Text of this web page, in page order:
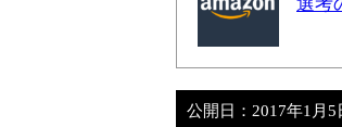
公開日： 2017年1月5